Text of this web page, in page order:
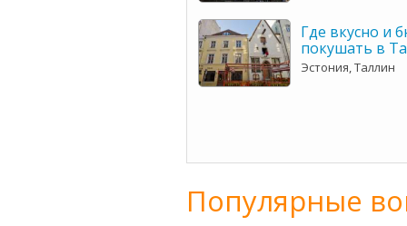
Где вкусно и
покушать в
Эстония, Таллин
Популярные